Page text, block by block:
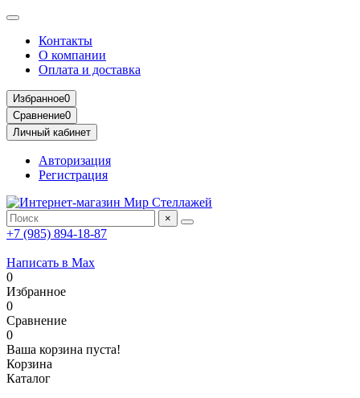
Контакты
О компании
Оплата и доставка
Избранное0
Сравнение0
Личный кабинет
Авторизация
Регистрация
×
+7 (985) 894-18-87
Написать в Max
0
Избранное
0
Сравнение
0
Ваша корзина пуста!
Корзина
Каталог